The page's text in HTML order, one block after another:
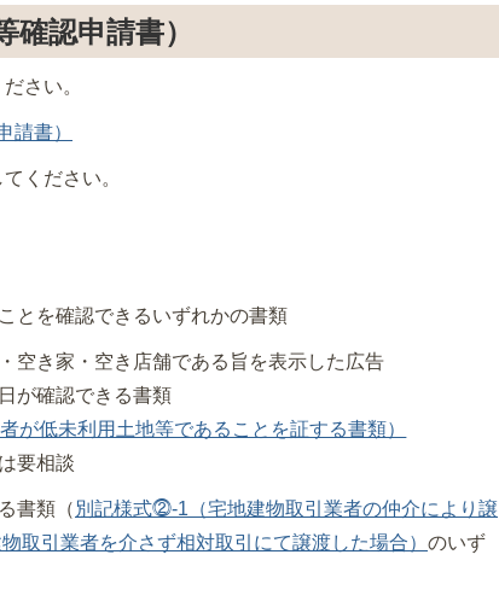
認申請書）
さい。
請書）
ください。
とを確認できるいずれかの書類
空き家・空き店舗である旨を表示した広告
が確認できる書類
が低未利用土地等であることを証する書類）
要相談
書類（ 別記様式⓶-1（宅地建物取引業者の仲介により譲
取引業者を介さず相対取引にて譲渡した場合） のいず